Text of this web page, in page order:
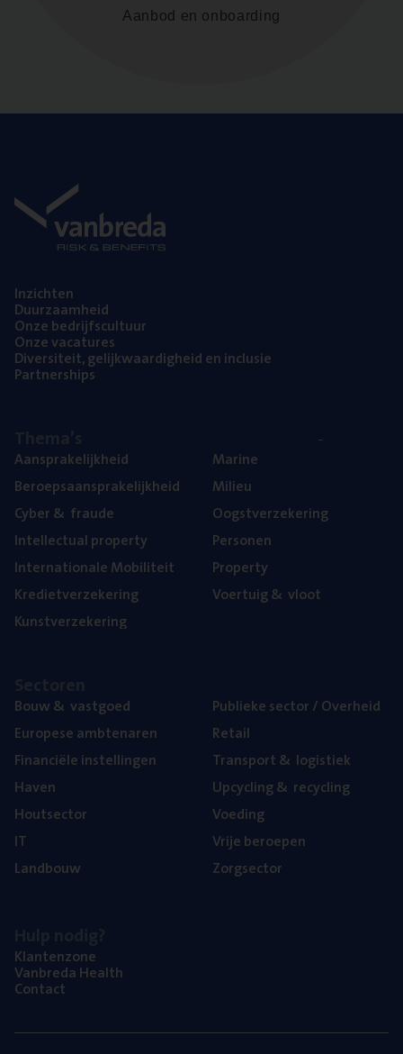
Aanbod en onboarding
Inzich­ten
Duur­zaam­heid
Onze bedrijfs­cul­tuur
Onze vaca­tu­res
Diver­si­teit, gelijk­waar­dig­heid en inclusie
Part­ner­ships
Aan­spra­ke­lijk­heid
Beroeps­aan­spra­ke­lijk­heid
Cyber& fraude
Intel­lec­tu­al property
Inter­na­ti­o­na­le Mobiliteit
Kre­diet­ver­ze­ke­ring
Kunst­ver­ze­ke­ring
Mari­ne
Mili­eu
Oogst­ver­ze­ke­ring
Per­so­nen
Pro­per­ty
Voer­tuig& vloot
Bouw& vastgoed
Euro­pe­se ambtenaren
Finan­ci­ë­le instellingen
Haven
Hout­sec­tor
IT
Land­bouw
Publie­ke sec­tor / Overheid
Retail
Trans­port& logistiek
Upcy­cling& recycling
Voe­ding
Vrije beroe­pen
Zorg­sec­tor
Klan­ten­zo­ne
Van­b­re­da Health
Con­tact